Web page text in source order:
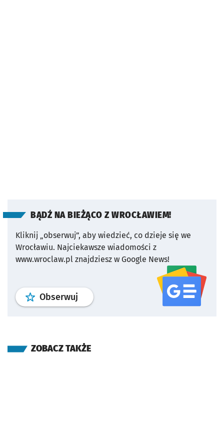
BĄDŹ NA BIEŻĄCO Z WROCŁAWIEM!
Kliknij „obserwuj”, aby wiedzieć, co dzieje się we
Wrocławiu. Najciekawsze wiadomości z
www.wroclaw.pl znajdziesz w Google News!
Obserwuj profil serwisu
ZOBACZ TAKŻE